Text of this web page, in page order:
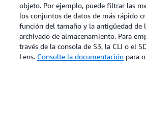
objeto. Por ejemplo, puede filtrar las
los conjuntos de datos de más rápido
función del tamaño y la antigüedad de
archivado de almacenamiento. Para
través de la consola de S3, la CLI o el
Lens. Consulte la documentaciónpara